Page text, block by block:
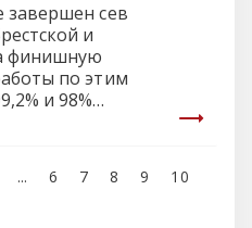
завершен сев
и
финишную
по этим
и 98%
... 6 7 8 9 10